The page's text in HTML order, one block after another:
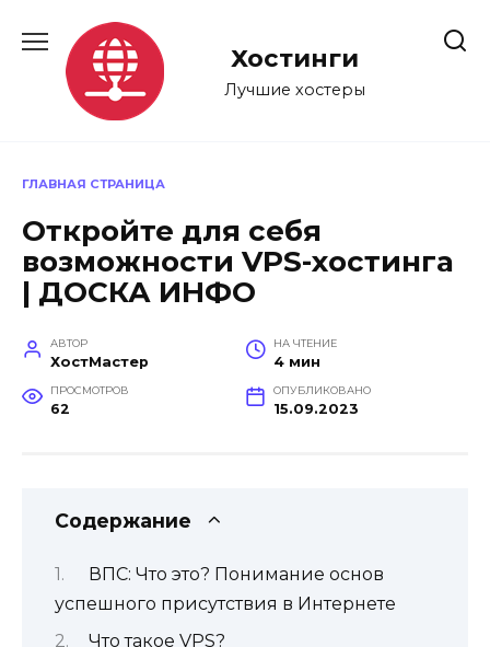
содержанию
Хостинги
Лучшие хостеры
ГЛАВНАЯ СТРАНИЦА
Откройте для себя
возможности VPS-хостинга
| ДОСКА ИНФО
АВТОР
ХостМастер
НА ЧТЕНИЕ
4 мин
ПРОСМОТРОВ
62
ОПУБЛИКОВАНО
15.09.2023
Содержание
ВПС: Что это? Понимание основ
успешного присутствия в Интернете
Что такое VPS?